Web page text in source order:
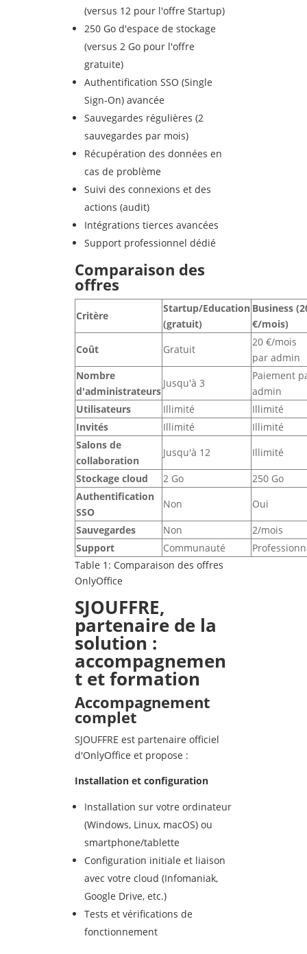
(versus 12 pour l'offre Startup)
250 Go d'espace de stockage
(versus 2 Go pour l'offre
gratuite)
Authentification SSO (Single
Sign-On) avancée
Sauvegardes régulières (2
sauvegardes par mois)
Récupération des données en
cas de problème
Suivi des connexions et des
actions (audit)
Intégrations tierces avancées
Support professionnel dédié
Comparaison des
offres
Critère
Startup/Education
(gratuit)
Business
€/mois)
Coût Gratuit
20 €/mois
par admin
Nombre
d'administrateurs
Jusqu'à 3
Paiement
admin
Utilisateurs
Illimité
Illimité
Invités Illimité
Illimité
Salons de
collaboration
Jusqu'à 12
Illimité
Stockage cloud
2 Go
250 Go
Authentification
SSO
Non
Oui
Sauvegardes
Non
2/mois
Support
Communauté
Table 1: Comparaison des offres
OnlyOffice
SJOUFFRE,
partenaire de la
solution :
accompagnemen
t et formation
Accompagnement
complet
SJOUFFRE est partenaire officiel
d'OnlyOffice et propose :
Installation et configuration
Installation sur votre ordinateur
(Windows, Linux, macOS) ou
smartphone/tablette
Configuration initiale et liaison
avec votre cloud (Infomaniak,
Google Drive, etc.)
Tests et vérifications de
fonctionnement